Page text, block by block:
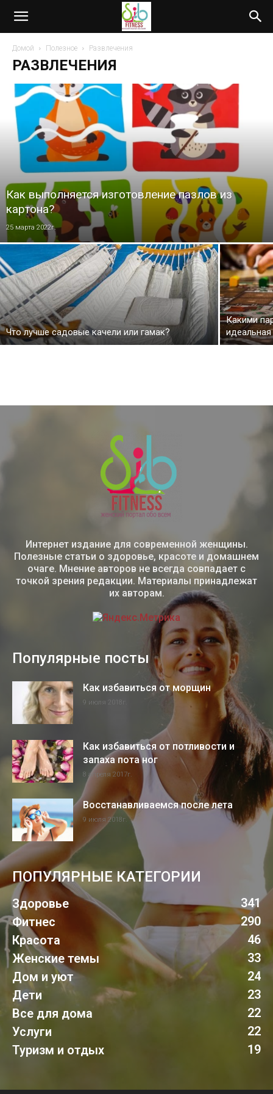
Домой Полезное Развлечения
РАЗВЛЕЧЕНИЯ
Как выполняется изготовление пазлов из
картона?
25 марта 2022г.
Что лучше садовые качели или гамак?
Какими
идеальная
Интернет издание для современной женщины.
Полезные статьи о здоровье, красоте и домашнем
очаге. Мнение авторов не всегда совпадает с
точкой зрения редакции. Материалы принадлежат
их авторам.
Популярные посты
Как избавиться от морщин
9 июля 2018г.
Как избавиться от потливости и
запаха пота ног
8 апреля 2017г.
Восстанавливаемся после лета
9 июля 2018г.
ПОПУЛЯРНЫЕ КАТЕГОРИИ
Здоровье
341
Фитнес
290
Красота
46
Женские темы
33
Дом и уют
24
Дети
23
Все для дома
22
Услуги
22
Туризм и отдых
19